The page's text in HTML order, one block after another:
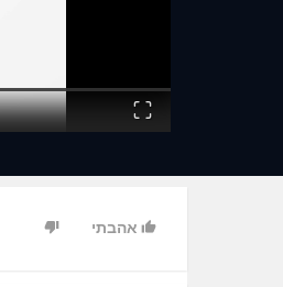
אהבתי